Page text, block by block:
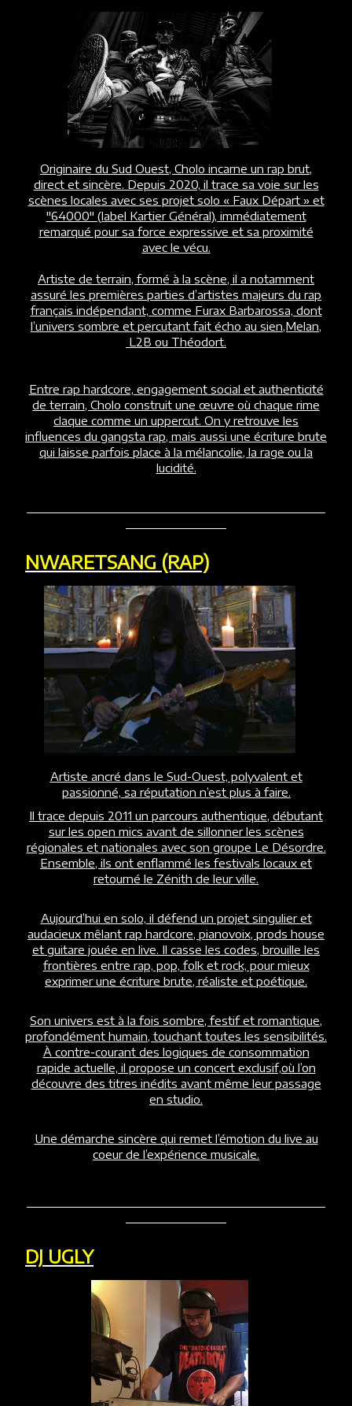
Originaire du Sud Ouest, Cholo incarne un rap brut,
direct et sincère. Depuis 2020, il trace sa voie sur les
scènes locales avec ses projet solo « Faux Départ » et
"64000" (label Kartier Général), immédiatement
remarqué pour sa force expressive et sa proximité
avec le vécu.
Artiste de terrain, formé à la scène, il a notamment
assuré les premières parties d’artistes majeurs du rap
français indépendant, comme Furax Barbarossa, dont
l’univers sombre et percutant fait écho au sien,Melan,
L2B ou Théodort.
Entre rap hardcore, engagement social et authenticité
de terrain, Cholo construit une œuvre où chaque rime
claque comme un uppercut. On y retrouve les
influences du gangsta rap, mais aussi une écriture brute
qui laisse parfois place à la mélancolie, la rage ou la
lucidité.
NWARETSANG (RAP)
Artiste ancré dans le Sud-Ouest, polyvalent et
passionné, sa réputation n’est plus à faire.
Il trace depuis 2011 un parcours authentique, débutant
sur les open mics avant de sillonner les scènes
régionales et nationales avec son groupe Le Désordre.
Ensemble, ils ont enflammé les festivals locaux et
retourné le Zénith de leur ville.
Aujourd’hui en solo, il défend un projet singulier et
audacieux mêlant rap hardcore, pianovoix, prods house
et guitare jouée en live. Il casse les codes, brouille les
frontières entre rap, pop, folk et rock, pour mieux
exprimer une écriture brute, réaliste et poétique.
Son univers est à la fois sombre, festif et romantique,
profondément humain, touchant toutes les sensibilités.
À contre-courant des logiques de consommation
rapide actuelle, il propose un concert exclusif,où l’on
découvre des titres inédits avant même leur passage
en studio.
Une démarche sincère qui remet l’émotion du live au
coeur de l’expérience musicale.
DJ UGLY